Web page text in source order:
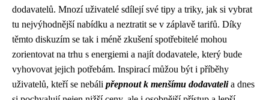
dodavatelů. Mnozí uživatelé sdílejí své tipy a triky, jak si vybrat
tu nejvýhodnější nabídku a neztratit se v záplavě tarifů. Díky
těmto diskuzím se tak i méně zkušení spotřebitelé mohou
zorientovat na trhu s energiemi a najít dodavatele, který bude
vyhovovat jejich potřebám. Inspirací můžou být i příběhy
uživatelů, kteří se nebáli přepnout k menšímu dodavatelia dnes